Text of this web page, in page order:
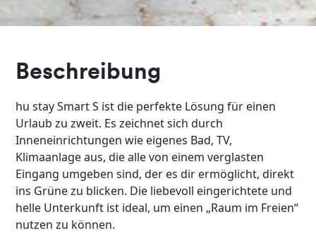
Beschreibung
hu stay Smart S ist die perfekte Lösung für einen
Urlaub zu zweit. Es zeichnet sich durch
Inneneinrichtungen wie eigenes Bad, TV,
Klimaanlage aus, die alle von einem verglasten
Eingang umgeben sind, der es dir ermöglicht, direkt
ins Grüne zu blicken. Die liebevoll eingerichtete und
helle Unterkunft ist ideal, um einen „Raum im Freien“
nutzen zu können.